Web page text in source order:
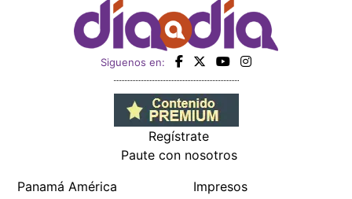
Siguenos en:
Regístrate
Paute con nosotros
Panamá América
Impresos